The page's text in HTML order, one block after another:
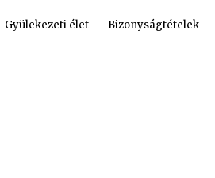
Gyülekezeti élet Bizonyságtételek